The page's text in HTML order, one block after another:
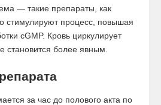
— такие препараты, как
стимулируют процесс, повышая
cGMP. Кровь циркулирует
становится более явным.
за час до полового акта по